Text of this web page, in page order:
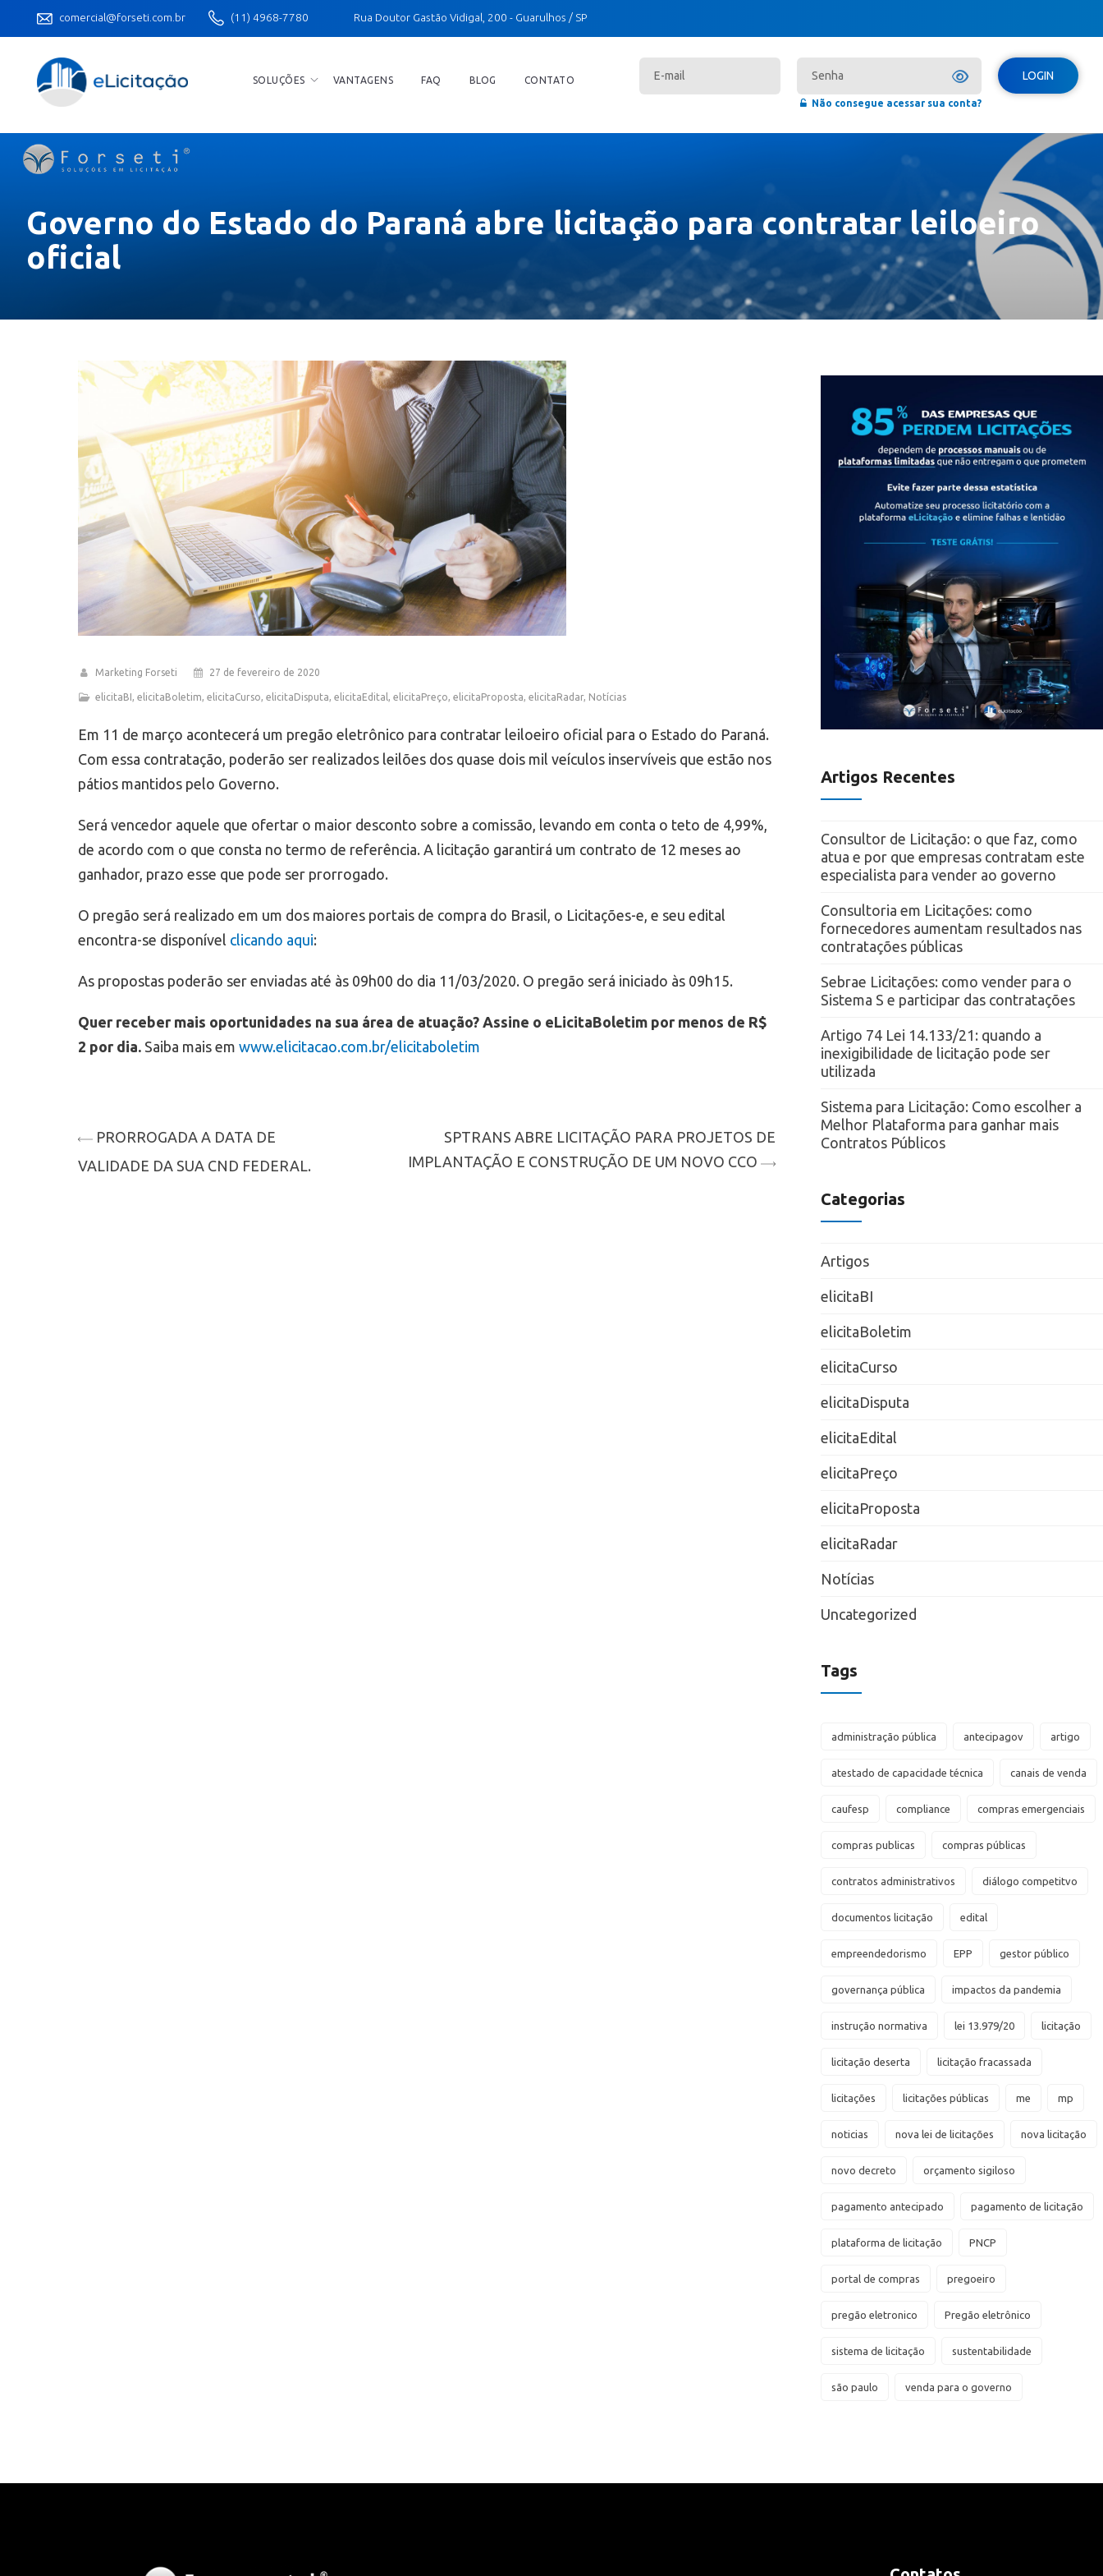
comercial@forseti.com.br (11) 4968-7780 Rua Doutor Gastão Vidigal, 200 - Guarulhos / SP
SOLUÇÕES VANTAGENS FAQ BLOG CONTATO
Não consegue acessar sua conta?
LOGIN
Governo do Estado do Paraná abre licitação para contratar leiloeiro
oficial
Marketing Forseti 27 de fevereiro de 2020
elicitaBI, elicitaBoletim, elicitaCurso, elicitaDisputa, elicitaEdital , elicitaPreço, elicitaProposta, elicitaRadar, Notícias
Em 11 de março acontecerá um pregão eletrônico para contratar leiloeiro oficial para o Estado do Paraná.
Com essa contratação, poderão ser realizados leilões dos quase dois mil veículos inservíveis que estão nos
pátios mantidos pelo Governo.
Será vencedor aquele que ofertar o maior desconto sobre a comissão, levando em conta o teto de 4,99%,
de acordo com o que consta no termo de referência. A licitação garantirá um contrato de 12 meses ao
ganhador, prazo esse que pode ser prorrogado.
O pregão será realizado em um dos maiores portais de compra do Brasil, o Licitações-e, e seu edital
encontra-se disponível clicando aqui:
As propostas poderão ser enviadas até às 09h00 do dia 11/03/2020. O pregão será iniciado às 09h15.
Quer receber mais oportunidades na sua área de atuação? Assine o eLicitaBoletim por menos de R$
2 por dia. Saiba mais em www.elicitacao.com.br/elicitaboletim
PRORROGADA A DATA DE
VALIDADE DA SUA CND FEDERAL.
SPTRANS ABRE LICITAÇÃO PARA PROJETOS DE
IMPLANTAÇÃO E CONSTRUÇÃO DE UM NOVO CCO
Artigos Recentes
Consultor de Licitação: o que faz, como
atua e por que empresas contratam este
especialista para vender ao governo
Consultoria em Licitações: como
fornecedores aumentam resultados nas
contratações públicas
Sebrae Licitações: como vender para o
Sistema S e participar das contratações
Artigo 74 Lei 14.133/21: quando a
inexigibilidade de licitação pode ser
utilizada
Sistema para Licitação: Como escolher a
Melhor Plataforma para ganhar mais
Contratos Públicos
Categorias
Artigos
elicitaBI
elicitaBoletim
elicitaCurso
elicitaDisputa
elicitaEdital
elicitaPreço
elicitaProposta
elicitaRadar
Notícias
Uncategorized
Tags
administração pública antecipagov artigo
atestado de capacidade técnica canais de venda
caufesp compliance compras emergenciais
compras publicas compras públicas
contratos administrativos diálogo competitvo
documentos licitação edital
empreendedorismo EPP gestor público
governança pública impactos da pandemia
instrução normativa lei 13.979/20 licitação
licitação deserta licitação fracassada
licitações licitações públicas me mp
noticias nova lei de licitações nova licitação
novo decreto orçamento sigiloso
pagamento antecipado pagamento de licitação
plataforma de licitação PNCP
portal de compras pregoeiro
pregão eletronico Pregão eletrônico
sistema de licitação sustentabilidade
são paulo venda para o governo